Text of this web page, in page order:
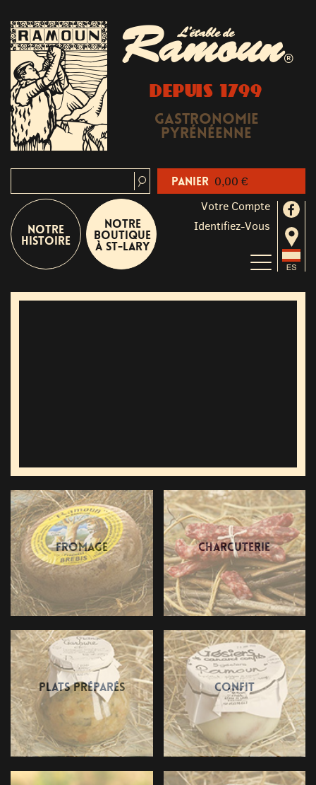
L'étable de
Ramoun®
DEPUIS 1799
Gastronomie
Pyrénéenne
Votre Compte
Identifiez-Vous
Notre
Histoire
Notre
boutique
à St-Lary
Fromage Charcuterie
Plats préparés Confit
Panier 0,00 €